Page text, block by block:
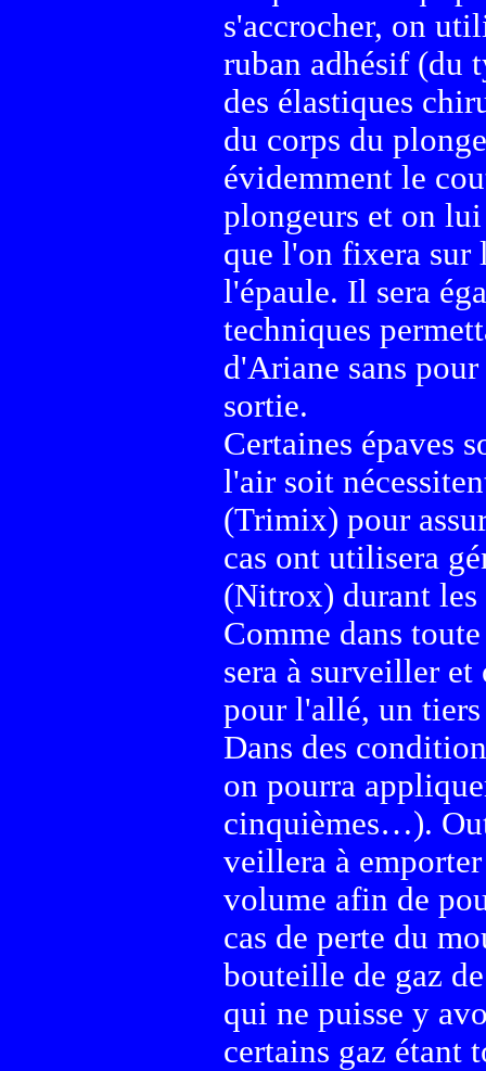
s'accrocher, on
ruban adhésif (du
des élastiques
du corps du
évidemment le
plongeurs et on
que l'on fixera sur
l'épaule. Il sera
techniques
d'Ariane sans
sortie.
Certaines épaves
l'air soit
(Trimix) pour
cas ont utilisera
(Nitrox) durant les
Comme dans
sera à surveiller
pour l'allé, un
Dans des
on pourra
cinquièmes…).
veillera à
volume afin de
cas de perte du
bouteille de gaz
qui ne puisse y
certains gaz étant